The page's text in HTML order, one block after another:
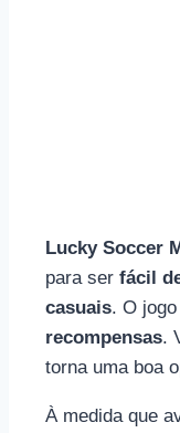
Lucky Soccer
para serfácil
casuais. O
recompensas.
torna uma boa
À medida que